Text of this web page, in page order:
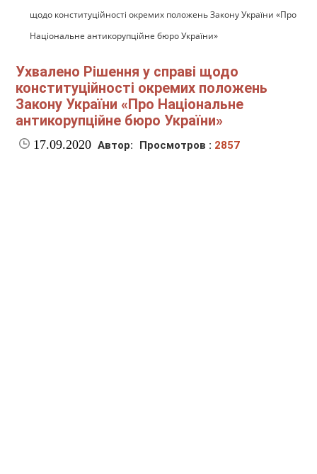
щодо конституційності окремих положень Закону України «Про
Національне антикорупційне бюро України»
Ухвалено Рішення у справі щодо
конституційності окремих положень
Закону України «Про Національне
антикорупційне бюро України»
17.09.2020 Автор: Просмотров : 2857